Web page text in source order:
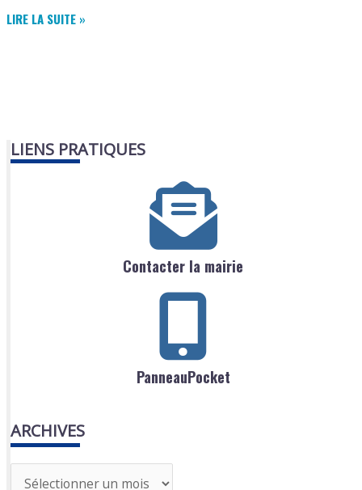
APE
LIRE LA SUITE »
LIENS PRATIQUES
Contacter la mairie
PanneauPocket
ARCHIVES